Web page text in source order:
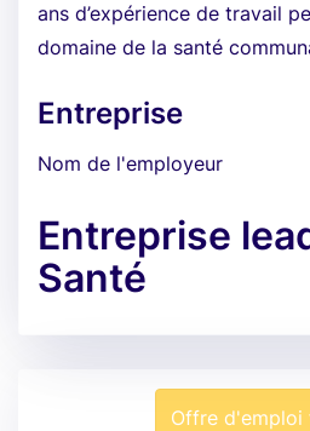
ans d’expérience de travail
domaine de la santé
Entreprise
Nom de l'employeur
Entreprise
Santé
Offre d'emploi